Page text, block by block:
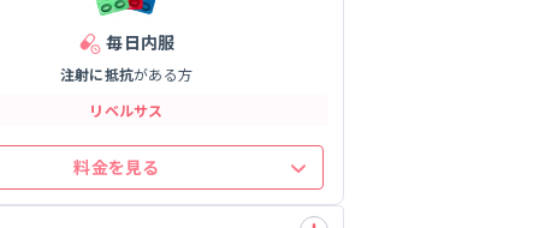
毎日内服
注射に抵抗がある方
リベルサス
料金を見る